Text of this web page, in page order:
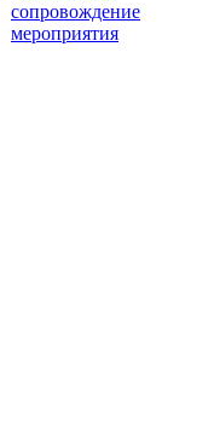
сопровождение
мероприятия